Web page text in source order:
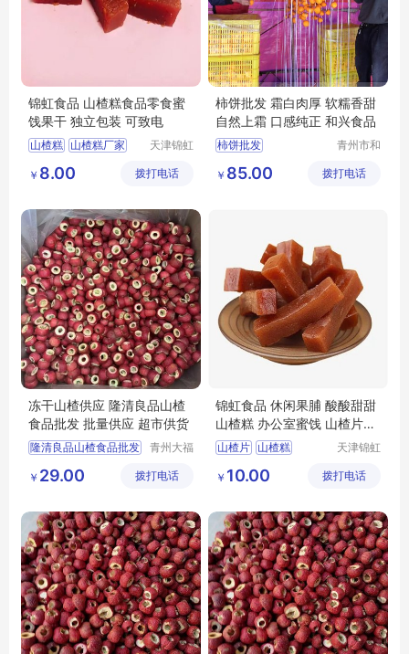
锦虹食品 山楂糕食品零食蜜
饯果干 独立包装 可致电
山楂糕 山楂糕厂家
山楂糕批发
天津锦虹
公司
￥ 8.00 拨打电话
柿饼批发 霜白肉厚 软糯香甜
自然上霜 口感纯正 和兴食品
柿饼批发
青州市和
限公司
￥ 85.00 拨打电话
冻干山楂供应 隆清良品山楂
食品批发 批量供应 超市供货
隆清良品山楂食品批发
休闲零食批发
休闲食品批发
青州大福
展有限公
￥ 29.00 拨打电话
锦虹食品 休闲果脯 酸酸甜甜
山楂糕 办公室蜜饯 山楂片零
食
山楂片 山楂糕
山楂糕厂家
天津锦虹
公司
￥ 10.00 拨打电话